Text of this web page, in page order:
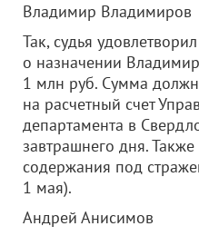
Владимир Владимиров
Так, судья
о назначении
1 млн руб. Сумма
на расчетный счет
департамента в
завтрашнего дня.
содержания под
1 мая).
Андрей Анисимов